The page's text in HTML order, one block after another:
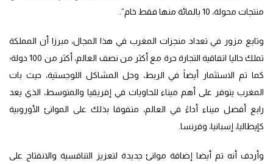
منتجات محولة، 10 بالمائة منها فقط خام”.
وتابع مزور في تعداد منجزات المغرب في هذا المجال، مبرزا أن المملكة
تملك حاليا اتفاقية التجارة حرة مع أكثر من نصف العالم، أكثر من 100 دولة؛
كما تم الاستثمار أيضاً في الربط، وحل المشاكل اللوجستية، حيث بات
المغرب يتوفر على أهم ميناء للحاويات في إفريقيا والمتوسط، الذي يعد
رابع أفضل ميناء أداءً في العالم، متفوقا بذلك على الموانئ الأوروبية
كإيطاليا، إسبانيا، وفرنسا.
وأردف أنه تم أيضا إضافة موانئ جديدة لتعزيز التنافسية والانفتاح على